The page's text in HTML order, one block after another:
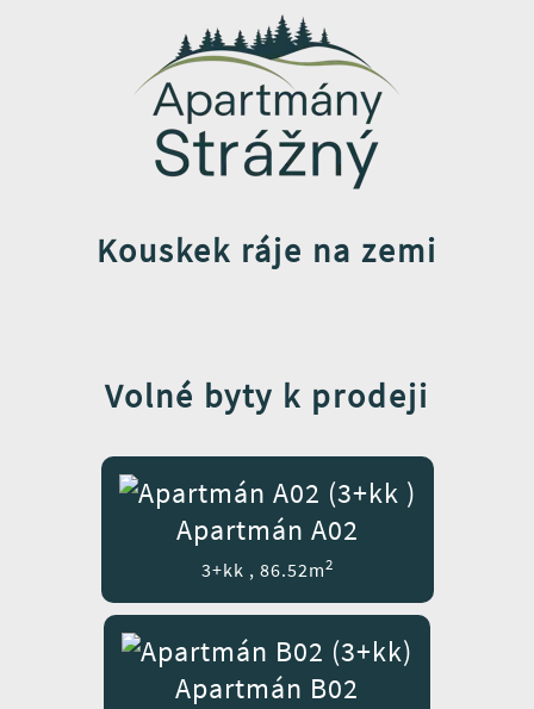
Kouskek ráje na zemi
Volné byty k prodeji
Apartmán A02
3+kk , 86.52m2
Apartmán B02